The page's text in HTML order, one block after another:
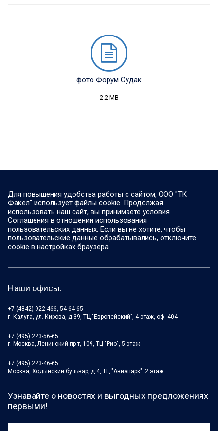
фото Форум Судак
2.2 MB
Для повышения удобства работы с сайтом, ООО "ТК
Факел" использует файлы cookie. Продолжая
использовать наш сайт, вы принимаете условия
Соглашения в отношении использования
пользовательских данных. Если вы не хотите, чтобы
пользовательские данные обрабатывались, отключите
cookie в настройках браузера
Наши офисы:
+7 (4842) 922-466, 54-64-65
г. Калуга, ул. Кирова, д.39, ТЦ "Европейский", 4 этаж, оф. 404
+7 (495) 223-56-65
г. Москва, Ленинский пр-т, 109, ТЦ "Рио", 5 этаж
+7 (495) 223-46-65
Москва, Ходынский бульвар, д.4, ТЦ "Авиапарк". 2 этаж
Узнавайте о новостях и выгодных предложениях
первыми!